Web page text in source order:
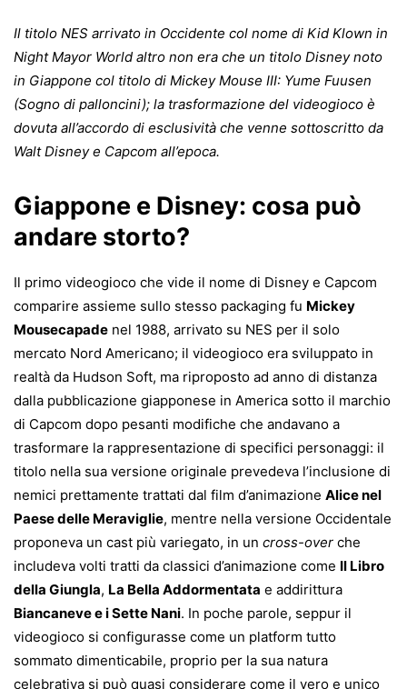
Il titolo NES arrivato in Occidente col nome di Kid Klown in
Night Mayor World altro non era che un titolo Disney noto
in Giappone col titolo di Mickey Mouse III: Yume Fuusen
(Sogno di palloncini); la trasformazione del videogioco è
dovuta all’accordo di esclusività che venne sottoscritto da
Walt Disney e Capcom all’epoca.
Giappone e Disney: cosa può
andare storto?
Il primo videogioco che vide il nome di Disney e Capcom
comparire assieme sullo stesso packaging fu Mickey
Mousecapade nel 1988, arrivato su NES per il solo
mercato Nord Americano; il videogioco era sviluppato in
realtà da Hudson Soft, ma riproposto ad anno di distanza
dalla pubblicazione giapponese in America sotto il marchio
di Capcom dopo pesanti modifiche che andavano a
trasformare la rappresentazione di specifici personaggi: il
titolo nella sua versione originale prevedeva l’inclusione di
nemici prettamente trattati dal film d’animazione Alice nel
Paese delle Meraviglie, mentre nella versione Occidentale
proponeva un cast più variegato, in un cross-over che
includeva volti tratti da classici d’animazione come Il Libro
della Giungla, La Bella Addormentata e addirittura
Biancaneve e i Sette Nani. In poche parole, seppur il
videogioco si configurasse come un platform tutto
sommato dimenticabile, proprio per la sua natura
celebrativa si può quasi considerare come il vero e unico